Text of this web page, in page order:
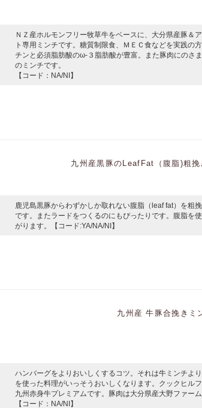
ＮＺ産ホルモンフリー牧草牛をベースに、大分県産豚＆
ト専用ミンチです。糖質制限食、ＭＥＣ食などを実践
チンと必須脂肪酸のω-３脂肪酸が豊富。また豚肉にのさ
のミンチです。
【コード：NA/NI】
九州産黒豚のLeafFat（腹脂)粗
鹿児島黒豚からわずかしか取れない腹脂（leaf fat）を粗
です。またラードをつくるのにもぴったりです。腹脂を
がります。【コード:YA/NA/NI】
九州産 牛豚合挽きミ
ハンバーグをよりおいしくするコツ。それは牛ミンチよ
を使った料理がいっそうおいしくなります。クックヒル
九州赤身牛プレミアムです。豚肉は大分県産大野ファーム
【コード：NA/NI】